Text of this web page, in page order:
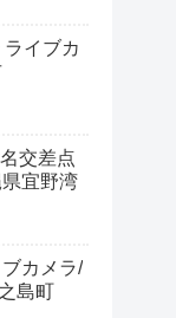
イブカ
交差点
宜野湾
カメラ/
島町